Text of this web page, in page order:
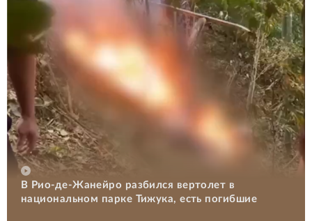
В Рио-де-Жанейро разбился вертолет в
национальном парке Тижука, есть погибшие